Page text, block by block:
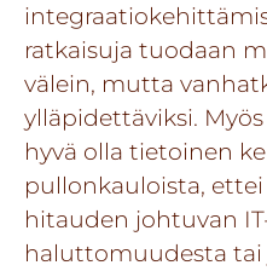
ratkaisuja tuodaan
välein, mutta
ylläpidettäviksi.
hyvä olla tietoinen
pullonkauloista,
hitauden johtuvan
haluttomuudesta tai